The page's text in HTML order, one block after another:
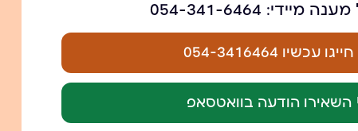
054-341-6464
עכשיו 054-3416464
השאירו הודעה בוואטסאפ